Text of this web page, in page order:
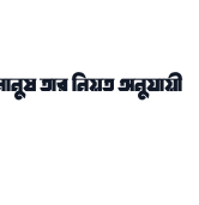
তার নিয়ত অনুযায়ী